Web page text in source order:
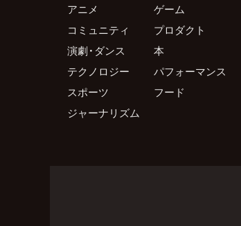
アニメ
ゲーム
コミュニティ
プロダクト
演劇・ダンス
本
テクノロジー
パフォーマンス
スポーツ
フード
ジャーナリズム